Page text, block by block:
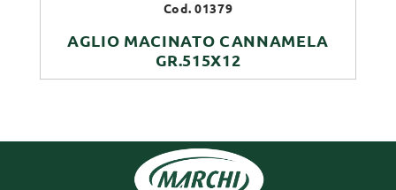
Cod. 01379
AGLIO MACINATO CANNAMELA
GR.515X12